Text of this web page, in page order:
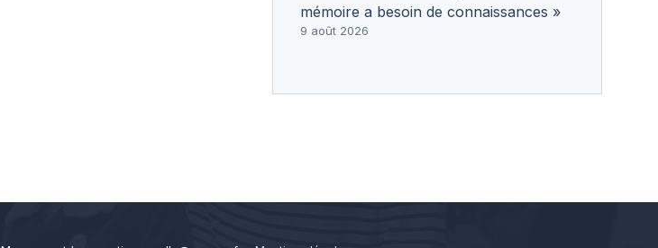
mémoire a besoin de connaissances »
9 août 2026